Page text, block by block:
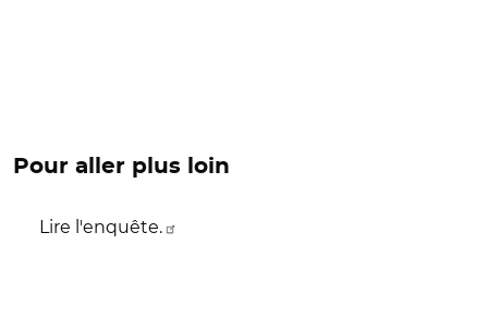
Pour aller plus loin
Lire l'enquête.